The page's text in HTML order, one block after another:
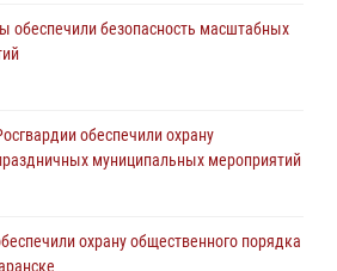
стали призерами
по служебному шестиборью
нарушение правопорядка:
в отделе полиции
задержали гражданина за
обеспечили безопасность масштабных
обеспечили охрану
муниципальных мероприятий
охрану общественного порядка